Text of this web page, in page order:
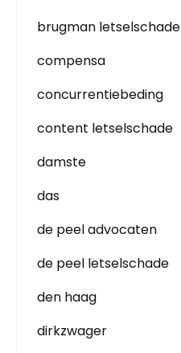
brugman letselschade
compensa
concurrentiebeding
content letselschade
damste
das
de peel advocaten
de peel letselschade
den haag
dirkzwager